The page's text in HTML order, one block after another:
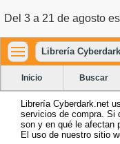
Del 3 a 21 de agosto
Librería Cyberdark
Inicio Buscar
Librería Cyberdark.net
servicios de compra. Si
son y en qué le afectan
El uso de nuestro sitio